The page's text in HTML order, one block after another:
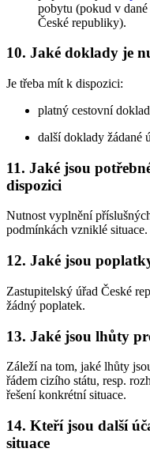
pobytu (pokud v
České republiky).
10. Jaké doklady je
Je třeba mít k dispozici:
platný cestovní
další doklady žádané
11. Jaké jsou
dispozici
Nutnost vyplnění
podmínkách vzniklé situace.
12. Jaké jsou
Zastupitelský úřad České
žádný poplatek.
13. Jaké jsou lhůty
Záleží na tom, jaké lhůty
řádem cizího státu, resp.
řešení konkrétní situace.
14. Kteří jsou další
situace